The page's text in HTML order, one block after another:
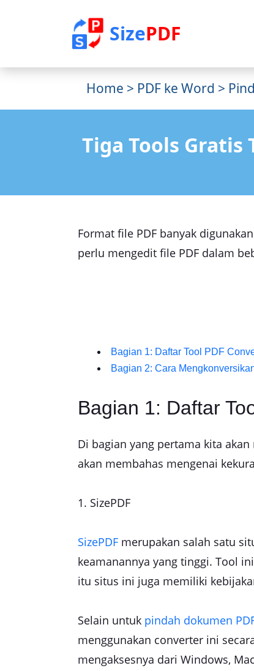
SizePDF
Home > PDF ke Word >
Tiga Tools Gratis
Format file PDF banyak
perlu mengedit file PDF dalam
Bagian 1: Daftar Tool PDF
Bagian 2: Cara
Bagian 1: Daftar
Di bagian yang pertama kita
akan membahas mengenai
1. SizePDF
SizePDF merupakan salah satu
keamanannya yang tinggi. Tool
itu situs ini juga memiliki
Selain untuk pindah dokumen
menggunakan converter ini
mengaksesnya dari Windows,